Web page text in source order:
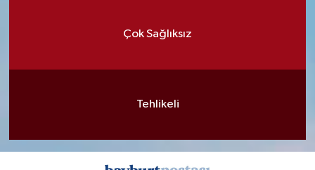
Çok Sağlıksız
Tehlikeli